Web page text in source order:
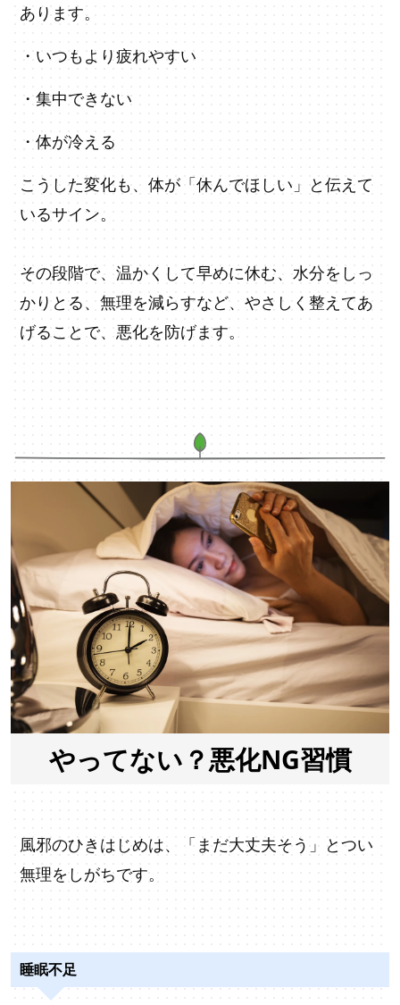
あります。
・いつもより疲れやすい
・集中できない
・体が冷える
こうした変化も、体が「休んでほしい」と伝えて
いるサイン。
その段階で、温かくして早めに休む、水分をしっ
かりとる、無理を減らすなど、やさしく整えてあ
げることで、悪化を防げます。
やってない？悪化NG習慣
風邪のひきはじめは、「まだ大丈夫そう」とつい
無理をしがちです。
睡眠不足